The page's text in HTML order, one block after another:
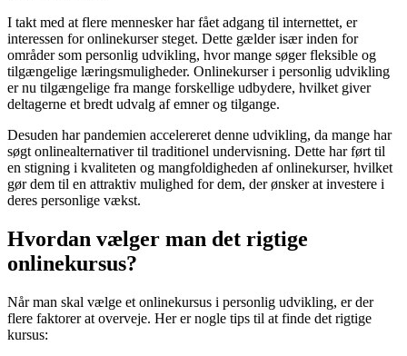
I takt med at flere mennesker har fået adgang til internettet, er
interessen for onlinekurser steget. Dette gælder især inden for
områder som personlig udvikling, hvor mange søger fleksible og
tilgængelige læringsmuligheder. Onlinekurser i personlig udvikling
er nu tilgængelige fra mange forskellige udbydere, hvilket giver
deltagerne et bredt udvalg af emner og tilgange.
Desuden har pandemien accelereret denne udvikling, da mange har
søgt onlinealternativer til traditionel undervisning. Dette har ført til
en stigning i kvaliteten og mangfoldigheden af onlinekurser, hvilket
gør dem til en attraktiv mulighed for dem, der ønsker at investere i
deres personlige vækst.
Hvordan vælger man det rigtige
onlinekursus?
Når man skal vælge et onlinekursus i personlig udvikling, er der
flere faktorer at overveje. Her er nogle tips til at finde det rigtige
kursus: